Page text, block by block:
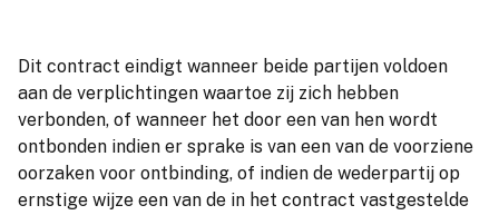
Dit contract eindigt wanneer beide partijen voldoen
aan de verplichtingen waartoe zij zich hebben
verbonden, of wanneer het door een van hen wordt
ontbonden indien er sprake is van een van de voorziene
oorzaken voor ontbinding, of indien de wederpartij op
ernstige wijze een van de in het contract vastgestelde